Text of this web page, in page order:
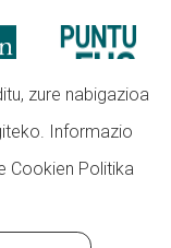
zure nabigazioa
Informazio
Cookien Politika